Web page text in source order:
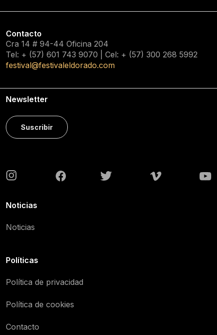
Contacto
Cra 14 # 94-44 Oficina 204
Tel: + (57) 601 743 9070 | Cel: + (57) 300 268 5992
festival@festivaleldorado.com
Newsletter
Suscribir
Noticias
Noticias
Políticas
Política de privacidad
Política de cookies
Contacto